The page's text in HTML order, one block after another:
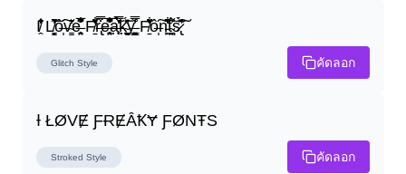
I̸̭̍̄̂̐̒̾̔ L̸̘̳̞̋̓̏̍͐͝ô̶̩͠v̴̳̔̈͛e̶̤̹̼̥͋͆̂̅͊̽͂ F̸̱̈̌͋̍̒̽r̶̢̅͒̿͒e̶̤̹̼̥͋͆̂̅͊̽͂a̶̛̜̥̜̣̔̓̉̿̌̃̀̅k̴͈͕̮͉̫̮̣̃̽̈́̔̎y̶̬͓͍͇̰͚͑̿̓͌ F̸̱̈̌͋̍̒̽ô̶̩͠n̵̫͖͛͗̓̏̌͋̏̔̋t̴̘̪̦͌́̍͝s̷̢̛̀̃̆́̽͘͠
Glitch Style คัดลอก
Ɨ ŁØVɆ ƑɌɆȂꝀɎ ƑØNŦS
Stroked Style คัดลอก